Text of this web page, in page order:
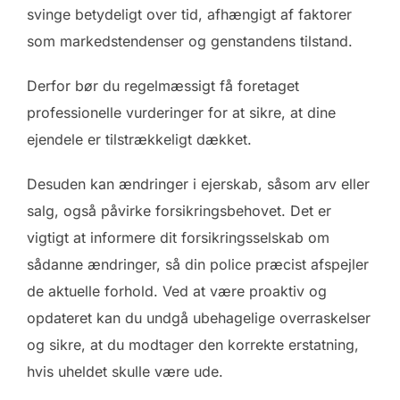
svinge betydeligt over tid, afhængigt af faktorer
som markedstendenser og genstandens tilstand.
Derfor bør du regelmæssigt få foretaget
professionelle vurderinger for at sikre, at dine
ejendele er tilstrækkeligt dækket.
Desuden kan ændringer i ejerskab, såsom arv eller
salg, også påvirke forsikringsbehovet. Det er
vigtigt at informere dit forsikringsselskab om
sådanne ændringer, så din police præcist afspejler
de aktuelle forhold. Ved at være proaktiv og
opdateret kan du undgå ubehagelige overraskelser
og sikre, at du modtager den korrekte erstatning,
hvis uheldet skulle være ude.